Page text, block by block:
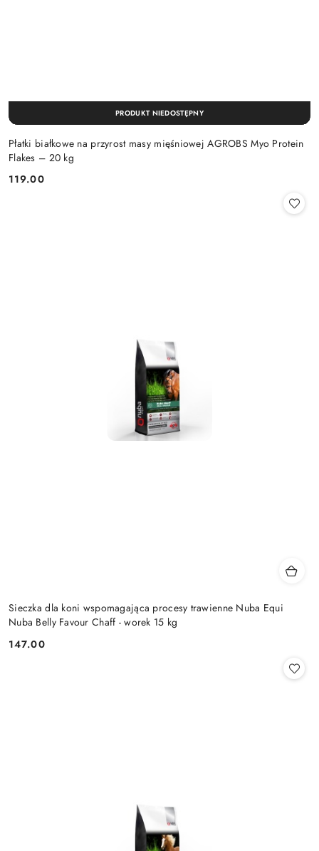
Płatki białkowe na przyrost masy mięśniowej AGROBS Myo Protein
Flakes – 20 kg
Cena:
119.00
PRODUKT NIEDOSTĘPNY
Sieczka dla koni wspomagająca procesy trawienne Nuba Equi
Nuba Belly Favour Chaff - worek 15 kg
Cena:
147.00